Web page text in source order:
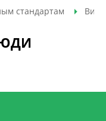
стандартам